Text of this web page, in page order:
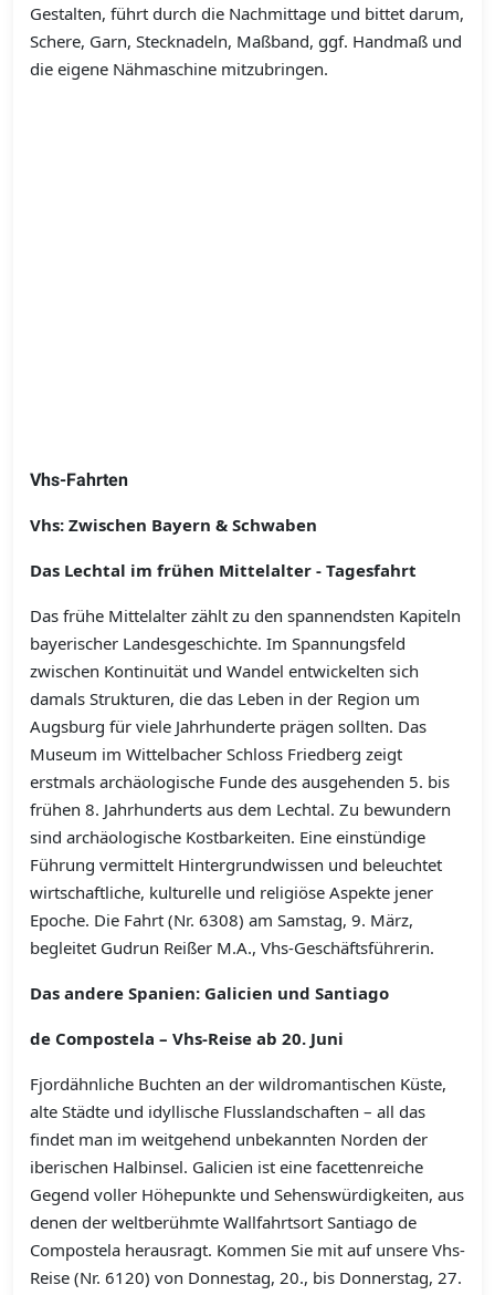
Gestalten, führt durch die Nachmittage und bittet darum,
Schere, Garn, Stecknadeln, Maßband, ggf. Handmaß und
die eigene Nähmaschine mitzubringen.
Vhs-Fahrten
Vhs: Zwischen Bayern & Schwaben
Das Lechtal im frühen Mittelalter - Tagesfahrt
Das frühe Mittelalter zählt zu den spannendsten Kapiteln
bayerischer Landesgeschichte. Im Spannungsfeld
zwischen Kontinuität und Wandel entwickelten sich
damals Strukturen, die das Leben in der Region um
Augsburg für viele Jahrhunderte prägen sollten. Das
Museum im Wittelbacher Schloss Friedberg zeigt
erstmals archäologische Funde des ausgehenden 5. bis
frühen 8. Jahrhunderts aus dem Lechtal. Zu bewundern
sind archäologische Kostbarkeiten. Eine einstündige
Führung vermittelt Hintergrundwissen und beleuchtet
wirtschaftliche, kulturelle und religiöse Aspekte jener
Epoche. Die Fahrt (Nr. 6308) am Samstag, 9. März,
begleitet Gudrun Reißer M.A., Vhs-Geschäftsführerin.
Das andere Spanien: Galicien und Santiago
de Compostela – Vhs-Reise ab 20. Juni
Fjordähnliche Buchten an der wildromantischen Küste,
alte Städte und idyllische Flusslandschaften – all das
findet man im weitgehend unbekannten Norden der
iberischen Halbinsel. Galicien ist eine facettenreiche
Gegend voller Höhepunkte und Sehenswürdigkeiten, aus
denen der weltberühmte Wallfahrtsort Santiago de
Compostela herausragt. Kommen Sie mit auf unsere Vhs-
Reise (Nr. 6120) von Donnestag, 20., bis Donnerstag, 27.